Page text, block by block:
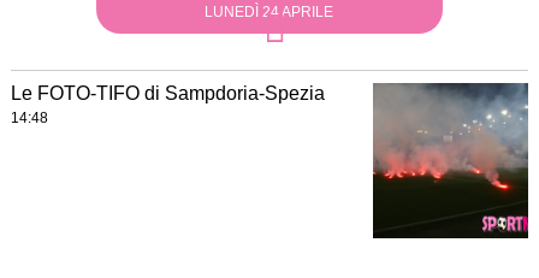
LUNEDÌ 24 APRILE
Le FOTO-TIFO di Sampdoria-Spezia
14:48